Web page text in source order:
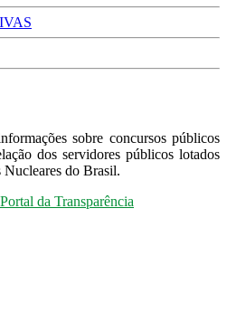
sobre concursos públicos
dos servidores públicos lotados
Nucleares do Brasil.
da Transparência